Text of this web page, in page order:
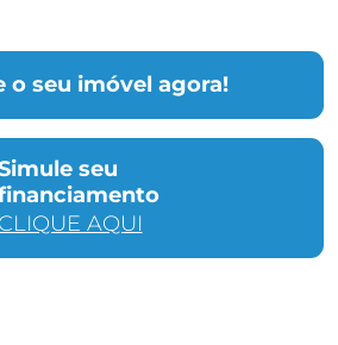
o seu imóvel agora!
seu
CLIQUE AQUI